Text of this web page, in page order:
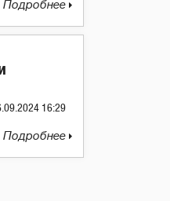
Подробнее
16:29
Подробнее